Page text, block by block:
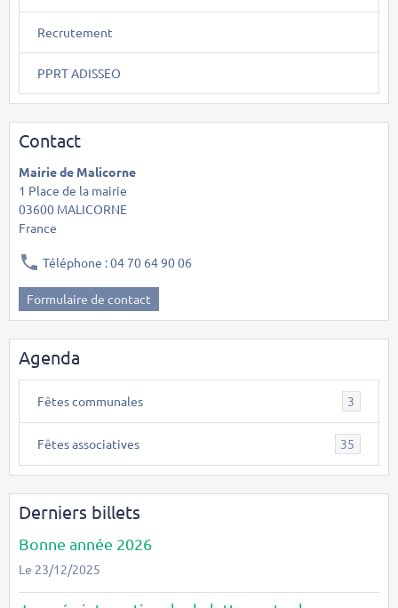
Recrutement
PPRT ADISSEO
Contact
Mairie de Malicorne
1 Place de la mairie
03600 MALICORNE
France
Téléphone : 04 70 64 90 06
Formulaire de contact
Agenda
Fêtes communales 3
Fêtes associatives 35
Derniers billets
Bonne année 2026
Le 23/12/2025